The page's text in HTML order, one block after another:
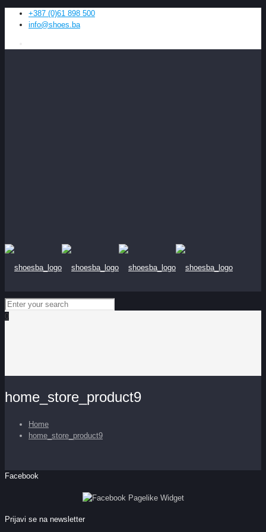
+387 (0)61 898 500
info@shoes.ba
0
home_store_product9
Home
home_store_product9
Facebook
Prijavi se na newsletter